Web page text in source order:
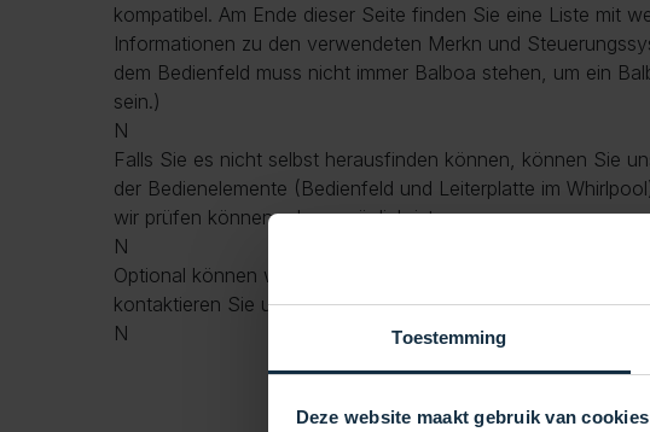
Toestemming
Deze website maakt gebruik van cookies
kompatibel. Am Ende dieser Seite finden Sie eine Liste mit
Informationen zu den verwendeten Merkn und
dem Bedienfeld muss nicht immer Balboa stehen, um ein
sein.)
N
Falls Sie es nicht selbst herausfinden können, können Sie
der Bedienelemente (Bedienfeld und Leiterplatte im
wir prüfen können, ob es möglich ist.
N
Optional können wir den SpaPilot auch bei Ihnen vor Ort
kontaktieren Sie uns für weitere Informationen.
N